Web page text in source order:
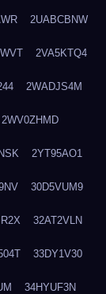
2UABCBNW
2VA5KTQ4
2WADJS4M
2WV0ZHMD
2YT95AO1
30D5VUM9
32AT2VLN
33DY1V30
34HYUF3N